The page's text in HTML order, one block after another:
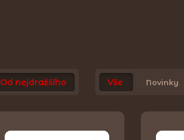
Od nejdražšího Vše Novinky